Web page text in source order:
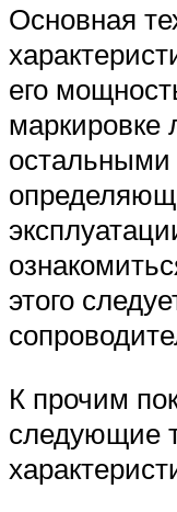
Основная
его
остальными
этого
К прочим
следующие